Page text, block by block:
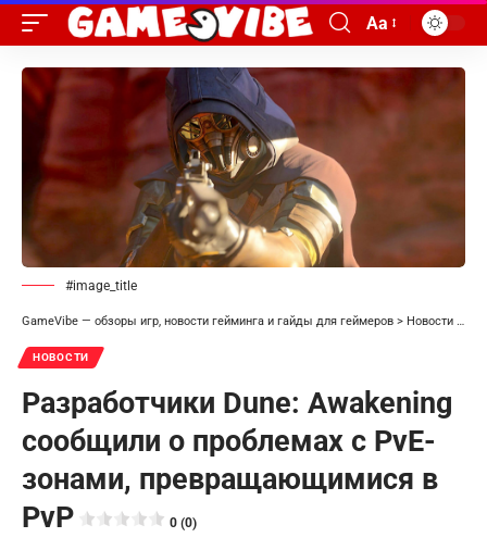
Aa
#image_title
GameVibe — обзоры игр, новости гейминга и гайды для геймеров > Новости
НОВОСТИ
Разработчики Dune: Awakening
сообщили о проблемах с PvE-
зонами, превращающимися в
PvP
0 (0)